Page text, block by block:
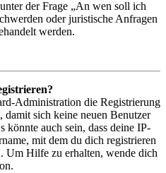
der Frage „An wen soll ich
oder juristische Anfragen
werden.
Administration die Registrierung
damit sich keine neuen Benutzer
könnte auch sein, dass deine IP-
mit dem du dich registrieren
Um Hilfe zu erhalten, wende dich